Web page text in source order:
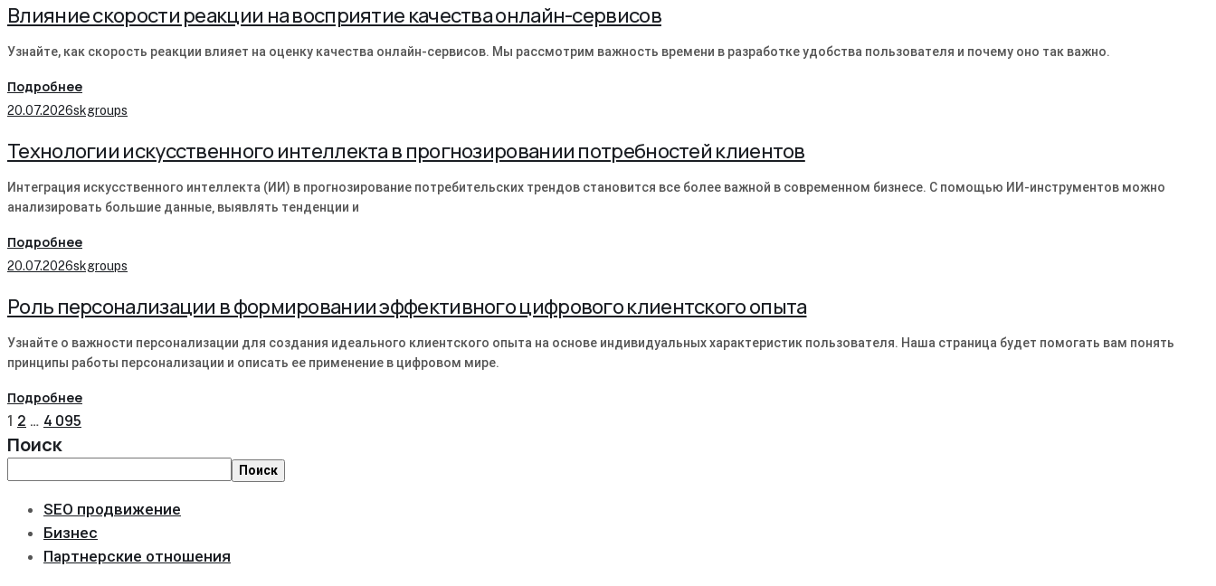
Влияние скорости реакции на восприятие качества онлайн-сервисов
Узнайте, как скорость реакции влияет на оценку качества онлайн-сервисов. Мы рассмотрим важность времени в разработке удобства пользователя и почему оно так важно.
Подробнее
20.07.2026skgroups
Технологии искусственного интеллекта в прогнозировании потребностей клиентов
Интеграция искусственного интеллекта (ИИ) в прогнозирование потребительских трендов становится все более важной в современном бизнесе․ С помощью ИИ-инструментов можно
анализировать большие данные‚ выявлять тенденции и
Подробнее
20.07.2026skgroups
Роль персонализации в формировании эффективного цифрового клиентского опыта
Узнайте о важности персонализации для создания идеального клиентского опыта на основе индивидуальных характеристик пользователя. Наша страница будет помогать вам понять
принципы работы персонализации и описать ее применение в цифровом мире.
Подробнее
1 2 … 4 095
Поиск
Поиск
SEO продвижение
Бизнес
Партнерские отношения